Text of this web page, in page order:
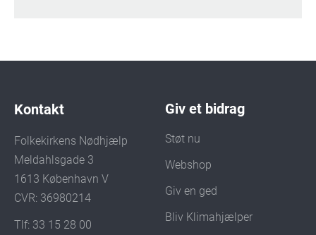
Kontakt
Folkekirkens Nødhjælp
Meldahlsgade 3
1613 København V
CVR: 36980214
Tlf: 33 15 28 00
Giv et bidrag
Støt nu
Webshop
Giv en ged
Bliv Klimahjælper